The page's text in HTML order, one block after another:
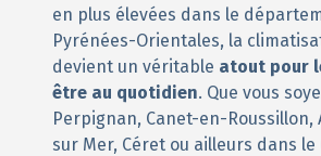
en plus élevées dans le
Pyrénées-Orientales, la
devient un véritable atout pour
être au quotidien. Que vous
Perpignan, Canet-en-Roussillon,
sur Mer, Céret ou ailleurs dans le